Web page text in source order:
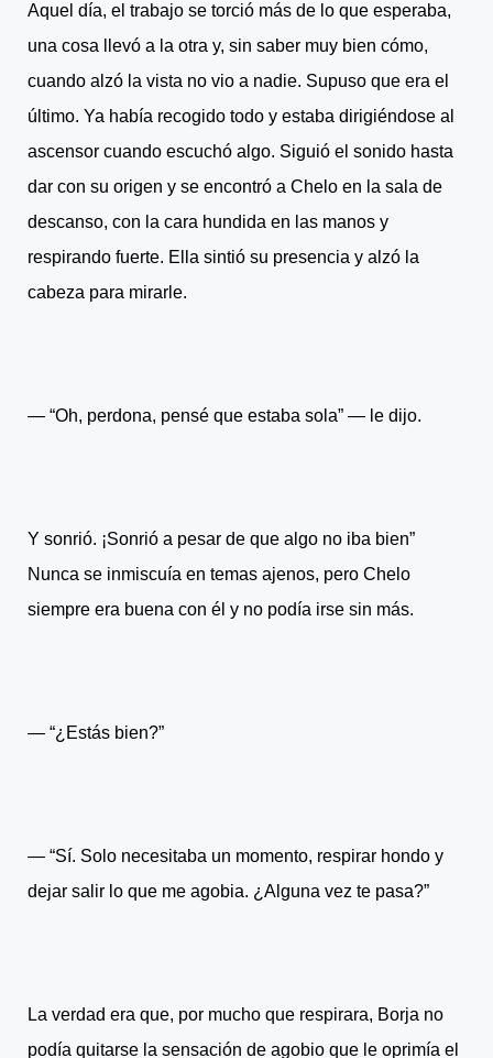
Aquel día, el trabajo se torció más de lo que esperaba,
una cosa llevó a la otra y, sin saber muy bien cómo,
cuando alzó la vista no vio a nadie. Supuso que era el
último. Ya había recogido todo y estaba dirigiéndose al
ascensor cuando escuchó algo. Siguió el sonido hasta
dar con su origen y se encontró a Chelo en la sala de
descanso, con la cara hundida en las manos y
respirando fuerte. Ella sintió su presencia y alzó la
cabeza para mirarle.
― “Oh, perdona, pensé que estaba sola” ― le dijo.
Y sonrió. ¡Sonrió a pesar de que algo no iba bien”
Nunca se inmiscuía en temas ajenos, pero Chelo
siempre era buena con él y no podía irse sin más.
― “¿Estás bien?”
― “Sí. Solo necesitaba un momento, respirar hondo y
dejar salir lo que me agobia. ¿Alguna vez te pasa?”
La verdad era que, por mucho que respirara, Borja no
podía quitarse la sensación de agobio que le oprimía el